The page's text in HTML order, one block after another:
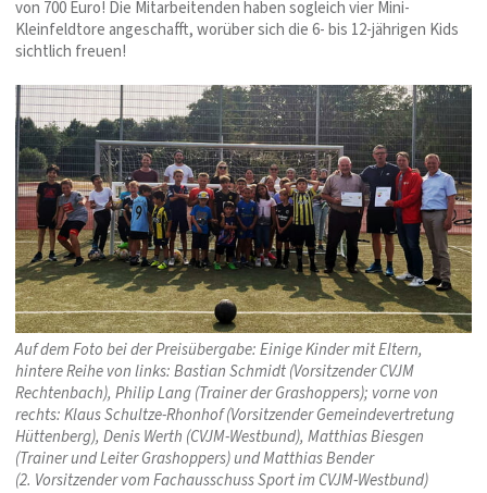
von 700 Euro! Die Mitarbeitenden haben sogleich vier Mini-
Kleinfeldtore angeschafft, worüber sich die 6- bis 12-jährigen Kids
sichtlich freuen!
Auf dem Foto bei der Preisübergabe: Einige Kinder mit Eltern,
hintere Reihe von links: Bastian Schmidt (Vorsitzender CVJM
Rechtenbach), Philip Lang (Trainer der Grashoppers); vorne von
rechts: Klaus Schultze-Rhonhof (Vorsitzender Gemeindevertretung
Hüttenberg), Denis Werth (CVJM-Westbund), Matthias Biesgen
(Trainer und Leiter Grashoppers) und Matthias Bender
(2. Vorsitzender vom Fachausschuss Sport im CVJM-Westbund)